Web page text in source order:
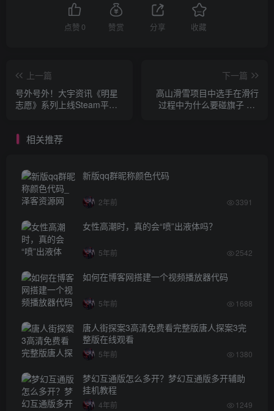
点赞 0 赞赏 分享 收藏
上一篇
号外号外！大宇资讯《明星
志愿》系列上线Steam平台
下一篇
高山滑雪项目中选手在滑行
过程中为什么要碰旗子 2.7
相关推荐
新版qq群昵称颜色代码
2年前 3391
女性高潮时，真的会“喷”出液体吗？
5年前 2542
如何在博客网搭建一个视频播放器代码
5年前 1688
唐人街探案3高清免费看完整版唐人探案3完
整版在线观看
5年前 1380
梦幻互通版怎么多开？梦幻互通版多开辅助
挂机教程
4年前 1249